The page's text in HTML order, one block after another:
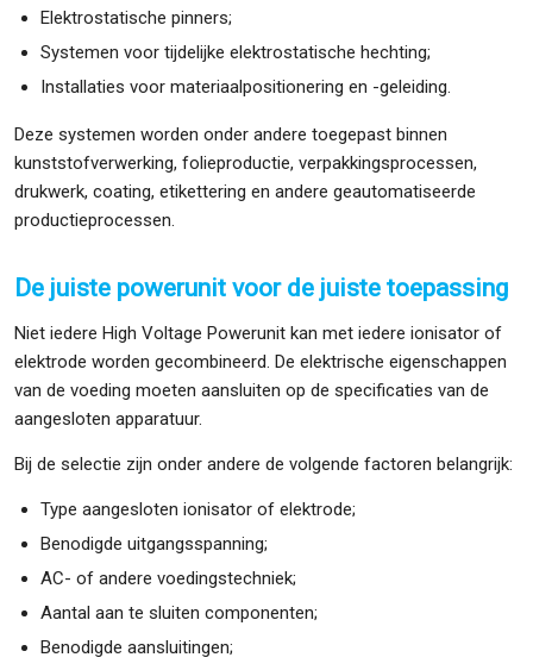
Elektrostatische pinners;
Systemen voor tijdelijke elektrostatische hechting;
Installaties voor materiaalpositionering en -geleiding.
Deze systemen worden onder andere toegepast binnen
kunststofverwerking, folieproductie, verpakkingsprocessen,
drukwerk, coating, etikettering en andere geautomatiseerde
productieprocessen.
De juiste powerunit voor de juiste toepassing
Niet iedere High Voltage Powerunit kan met iedere ionisator of
elektrode worden gecombineerd. De elektrische eigenschappen
van de voeding moeten aansluiten op de specificaties van de
aangesloten apparatuur.
Bij de selectie zijn onder andere de volgende factoren belangrijk:
Type aangesloten ionisator of elektrode;
Benodigde uitgangsspanning;
AC- of andere voedingstechniek;
Aantal aan te sluiten componenten;
Benodigde aansluitingen;